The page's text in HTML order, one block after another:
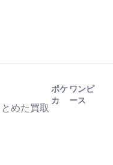
めた買取
ポケ
カ
ワンピ
ース